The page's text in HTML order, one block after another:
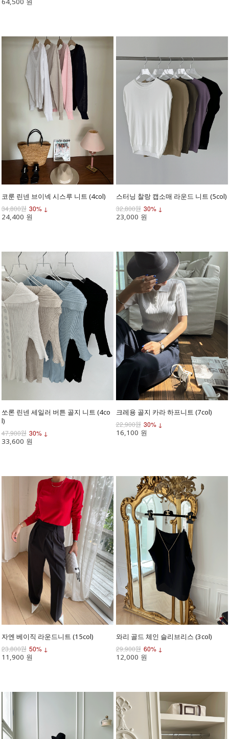
코룬 린넨 브이넥 시스루 니트 (4col)
34,800원 30% ↓
24,400 원
스터닝 찰랑 캡소매 라운드 니트 (5col)
32,800원 30% ↓
23,000 원
쏘론 린넨 세일러 버튼 골지 니트 (4co
l)
47,900원 30% ↓
33,600 원
크레용 골지 카라 하프니트 (7col)
22,900원 30% ↓
16,100 원
자엔 베이직 라운드니트 (15col)
23,800원 50% ↓
11,900 원
와리 골드 체인 슬리브리스 (3col)
29,900원 60% ↓
12,000 원